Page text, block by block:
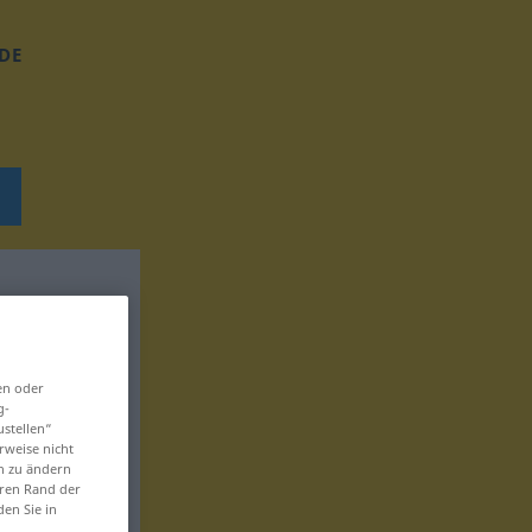
DE
oder
nicht
zu ändern
Rand der
Sie in